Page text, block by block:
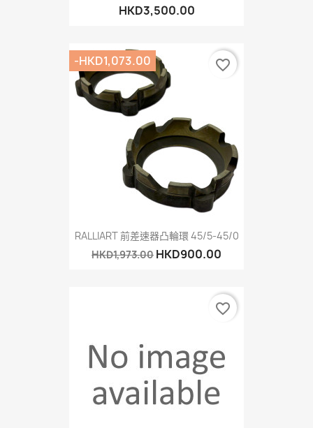
HKD3,500.00
RALLIART 前差速器凸輪環 45/5-45/0
HKD1,973.00 HKD900.00
-HKD1,073.00 favorite_border
favorite_border